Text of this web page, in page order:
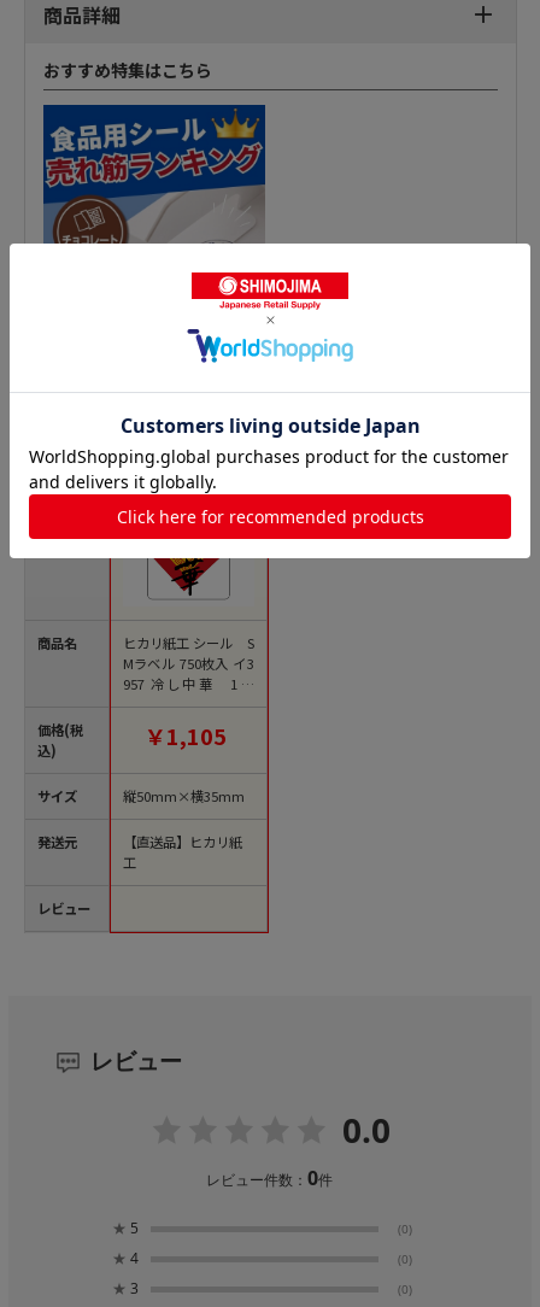
商品詳細
おすすめ特集はこちら
惣菜シールの人気商品との比較
商品名
価格(税
込)
サイズ
発送元
レビュー
ヒカリ紙工 シール S
Mラベル 750枚入 イ3
957 冷し中華 1袋
（ご注文単位1袋）
￥1,105
縦50mm×横35mm
【直送品】ヒカリ紙
工
レビュー
0.0
レビュー件数：0件
★ 5 (0)
★ 4 (0)
★ 3 (0)